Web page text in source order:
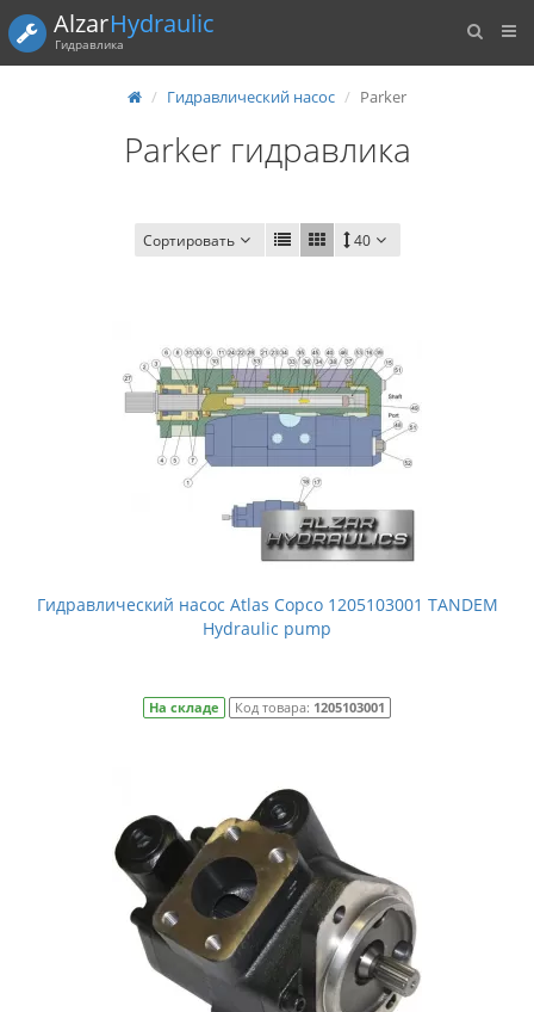
AlzarHydraulic
Гидравлика
Гидравлический насос Parker
Parker гидравлика
Сортировать 40
Гидравлический насос Atlas Copco 1205103001 TANDEM
Hydraulic pump
На складе Код товара: 1205103001